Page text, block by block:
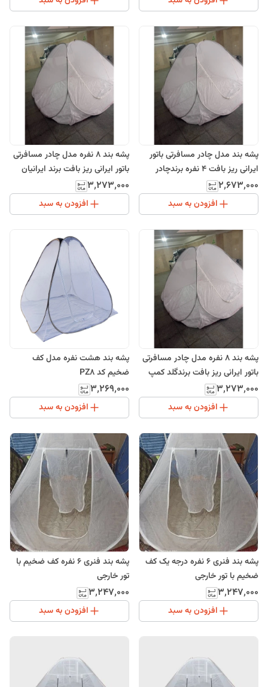
پشه بند مدل چادر مسافرتی باتور
ایرانی ریز بافت 4 نفره برندچادر
طبیعت
۲٬۶۷۳٬۰۰۰
افزودن به سبد
پشه بند 8 نفره مدل چادر مسافرتی
باتور ایرانی ریز بافت برند ایرانیان
۳٬۲۷۳٬۰۰۰
افزودن به سبد
پشه بند 8 نفره مدل چادر مسافرتی
باتور ایرانی ریز بافت برندگلد کمپ
۳٬۲۷۳٬۰۰۰
افزودن به سبد
پشه بند هشت نفره مدل کف
ضخیم کد PZ8
۳٬۲۶۹٬۰۰۰
افزودن به سبد
پشه بند فنری 6 نفره درجه یک کف
ضخیم با تور خارجی
۳٬۲۴۷٬۰۰۰
افزودن به سبد
پشه بند فنری 6 نفره کف ضخیم با
تور خارجی
۳٬۲۴۷٬۰۰۰
افزودن به سبد